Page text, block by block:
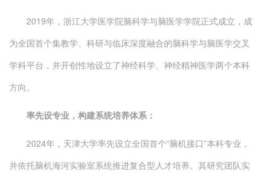
2019年，浙江大学医学院脑科学与脑医学学院正式成立，成
为全国首个集教学、科研与临床深度融合的脑科学与脑医学交叉
学科平台，并开创性地设立了神经科学、神经精神医学两个本科
方向。
率先设专业，构建系统培养体系：
2024年，天津大学率先设立全国首个“脑机接口”本科专业，
并依托脑机海河实验室系统推进复合型人才培养。其研究团队实